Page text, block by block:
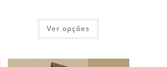
Ver opções